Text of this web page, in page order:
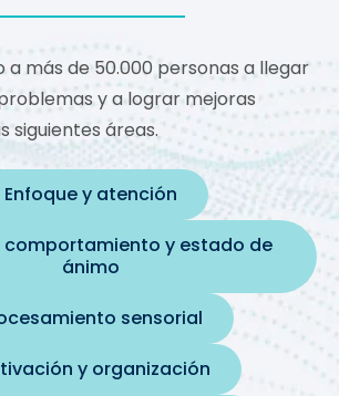
a más de 50.000 personas a llegar
y a lograr mejoras
siguientes áreas.
Enfoque y atención
comportamiento y estado de
ánimo
sensorial
y organización